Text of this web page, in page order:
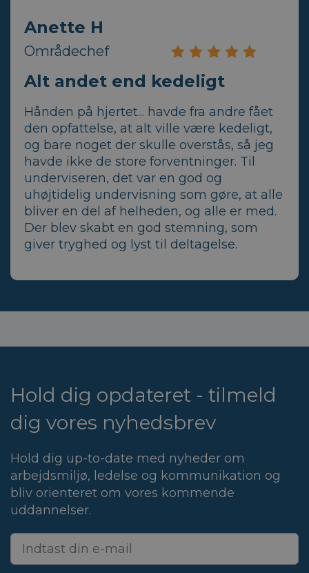
Anette H
Områdechef
Alt andet end kedeligt
Hånden på hjertet... havde fra andre fået
den opfattelse, at alt ville være kedeligt,
og bare noget der skulle overstås, så jeg
havde ikke de store forventninger. Til
underviseren, det var en god og
uhøjtidelig undervisning som gøre, at alle
bliver en del af helheden, og alle er med.
Der blev skabt en god stemning, som
giver tryghed og lyst til deltagelse.
Hold dig opdateret - tilmeld
dig vores nyhedsbrev
Hold dig up-to-date med nyheder om
arbejdsmiljø, ledelse og kommunikation og
bliv orienteret om vores kommende
uddannelser.